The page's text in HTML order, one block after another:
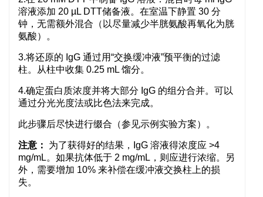
溶液添加 20 µL DTT储备液。在室温下静置 30 分
钟，无需额外混合（以尽量减少半胱氨酸再氧化为胱
氨酸）。
3.将还原的 IgG 通过用“交换缓冲液”预平衡的过滤
柱。从柱中收集 0.25 mL 馏分。
4.确定蛋白质浓度并将大部分 IgG 的组分合并。可以
通过分光光度法或比色法来完成。
此步骤后尽快进行缀合（参见示例实验方案）。
注意：
为了获得好的结果，IgG 溶液得浓度应 >4
mg/mL。如果抗体低于 2 mg/mL，则应进行浓缩。另
外，需要增加 10% 来补偿在缓冲液交换柱上的损
失。